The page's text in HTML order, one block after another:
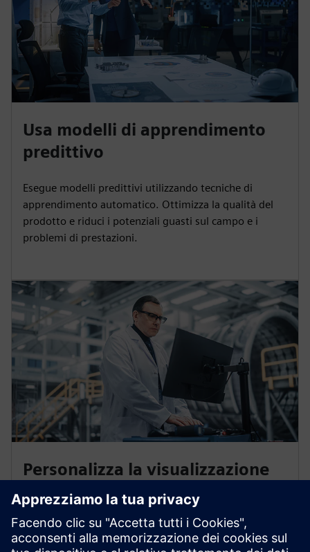
Usa modelli di apprendimento
predittivo
Esegue modelli predittivi utilizzando tecniche di
apprendimento automatico. Ottimizza la qualità del
prodotto e riduci i potenziali guasti sul campo e i
problemi di prestazioni.
Personalizza la visualizzazione
dei dati
Sfrutta i suoi dati e crea dashboard altamente flessibili
e personalizzate. Richiedere avvisi e comprendere le